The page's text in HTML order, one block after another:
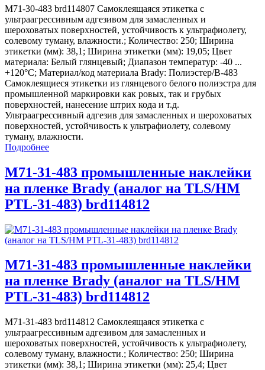
M71-30-483 brd114807 Самоклеящаяся этикетка с
ультраагрессивным адгезивом для замасленных и
шероховатых поверхностей, устойчивость к ультрафиолету,
солевому туману, влажности.; Количество: 250; Ширина
этикетки (мм): 38,1; Ширина этикетки (мм): 19,05; Цвет
материала: Белый глянцевый; Диапазон температур: -40 ...
+120°С; Материал/код материала Brady: Полиэстер/В-483
Самоклеящиеся этикетки из глянцевого белого полиэстра для
промышленной маркировки как ровых, так и грубых
поверхностей, нанесение штрих кода и т.д.
Ультраагрессивный адгезив для замасленных и шероховатых
поверхностей, устойчивость к ультрафиолету, солевому
туману, влажности.
Подробнее
M71-31-483 промышленные наклейки
на пленке Brady (аналог на TLS/HM
PTL-31-483) brd114812
M71-31-483 промышленные наклейки
на пленке Brady (аналог на TLS/HM
PTL-31-483) brd114812
M71-31-483 brd114812 Самоклеящаяся этикетка с
ультраагрессивным адгезивом для замасленных и
шероховатых поверхностей, устойчивость к ультрафиолету,
солевому туману, влажности.; Количество: 250; Ширина
этикетки (мм): 38,1; Ширина этикетки (мм): 25,4; Цвет